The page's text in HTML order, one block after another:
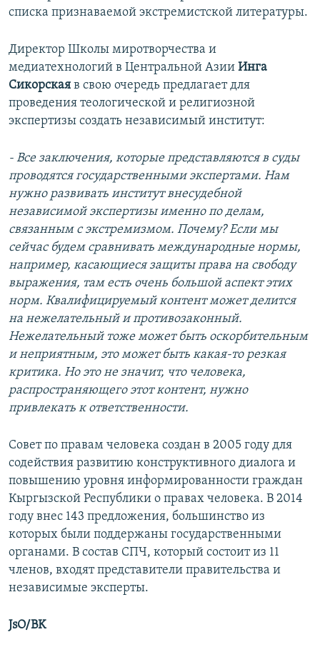
списка признаваемой экстремистской литературы.
Директор Школы миротворчества и
медиатехнологий в Центральной Азии Инга
Сикорская в свою очередь предлагает для
проведения теологической и религиозной
экспертизы создать независимый институт:
- Все заключения, которые представляются в суды
проводятся государственными экспертами. Нам
нужно развивать институт внесудебной
независимой экспертизы именно по делам,
связанным с экстремизмом. Почему? Если мы
сейчас будем сравнивать международные нормы,
например, касающиеся защиты права на свободу
выражения, там есть очень большой аспект этих
норм. Квалифицируемый контент может делится
на нежелательный и противозаконный.
Нежелательный тоже может быть оскорбительным
и неприятным, это может быть какая-то резкая
критика. Но это не значит, что человека,
распространяющего этот контент, нужно
привлекать к ответственности.
Совет по правам человека создан в 2005 году для
содействия развитию конструктивного диалога и
повышению уровня информированности граждан
Кыргызской Республики о правах человека. В 2014
году внес 143 предложения, большинство из
которых были поддержаны государственными
органами. В состав СПЧ, который состоит из 11
членов, входят представители правительства и
независимые эксперты.
JsO/BK